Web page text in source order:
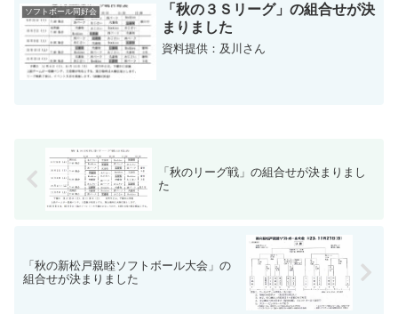
ソフトボール同好会
「秋の３Ｓリーグ」の組合せが決
まりました
資料提供：及川さん
「秋のリーグ戦」の組合せが決まりまし
た
「秋の新松戸親睦ソフトボール大会」の
組合せが決まりました